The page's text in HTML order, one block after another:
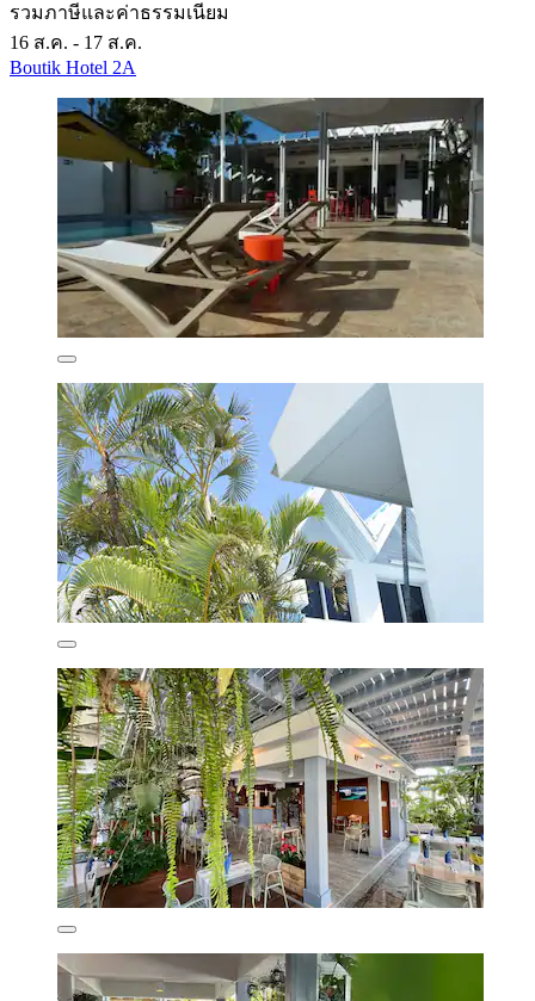
รวมภาษีและค่าธรรมเนียม
16 ส.ค. - 17 ส.ค.
Boutik Hotel 2A